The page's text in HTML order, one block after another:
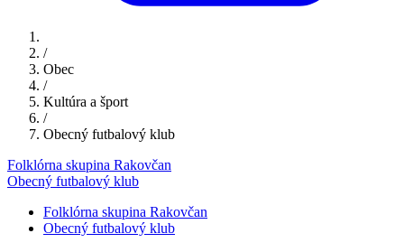
/
Obec
/
Kultúra a šport
/
Obecný futbalový klub
Folklórna skupina Rakovčan
Obecný futbalový klub
Folklórna skupina Rakovčan
Obecný futbalový klub